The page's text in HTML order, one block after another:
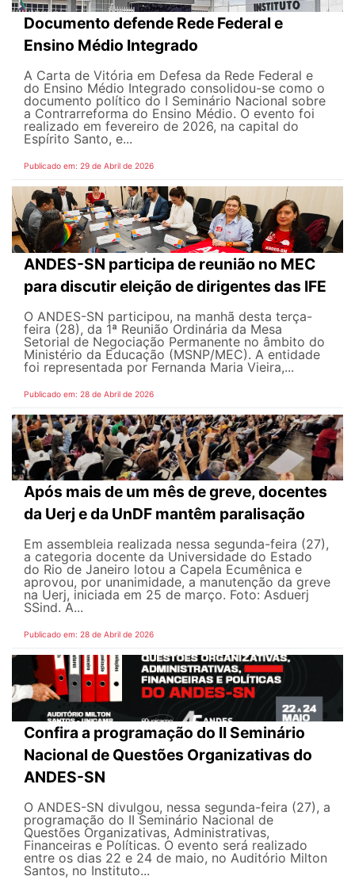
Documento defende Rede Federal e
Ensino Médio Integrado
A Carta de Vitória em Defesa da Rede Federal e
do Ensino Médio Integrado consolidou-se como o
documento político do I Seminário Nacional sobre
a Contrarreforma do Ensino Médio. O evento foi
realizado em fevereiro de 2026, na capital do
Espírito Santo, e...
Publicado em: 29 de Abril de 2026
ANDES-SN participa de reunião no MEC
para discutir eleição de dirigentes das IFE
O ANDES-SN participou, na manhã desta terça-
feira (28), da 1ª Reunião Ordinária da Mesa
Setorial de Negociação Permanente no âmbito do
Ministério da Educação (MSNP/MEC). A entidade
foi representada por Fernanda Maria Vieira,...
Publicado em: 28 de Abril de 2026
Após mais de um mês de greve, docentes
da Uerj e da UnDF mantêm paralisação
Em assembleia realizada nessa segunda-feira (27),
a categoria docente da Universidade do Estado
do Rio de Janeiro lotou a Capela Ecumênica e
aprovou, por unanimidade, a manutenção da greve
na Uerj, iniciada em 25 de março. Foto: Asduerj
SSind. A...
Publicado em: 28 de Abril de 2026
Confira a programação do II Seminário
Nacional de Questões Organizativas do
ANDES-SN
O ANDES-SN divulgou, nessa segunda-feira (27), a
programação do II Seminário Nacional de
Questões Organizativas, Administrativas,
Financeiras e Políticas. O evento será realizado
entre os dias 22 e 24 de maio, no Auditório Milton
Santos, no Instituto...